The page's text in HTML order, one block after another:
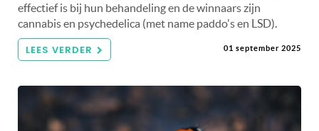
effectief is bij hun behandeling en de winnaars zijn
cannabis en psychedelica (met name paddo's en LSD).
LEES VERDER 01 september 2025